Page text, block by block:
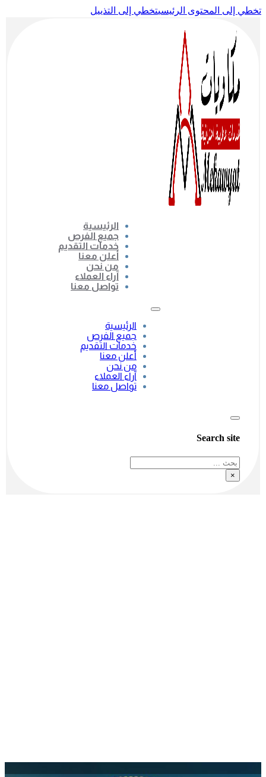
تخطي إلى المحتوى الرئيسيتخطي إلى التذييل
الرئيسية
جميع الفرص
خدمات التقديم
أعلن معنا
من نحن
آراء العملاء
تواصل معنا
الرئيسية
جميع الفرص
خدمات التقديم
أعلن معنا
من نحن
آراء العملاء
تواصل معنا
Search site
بحث
×